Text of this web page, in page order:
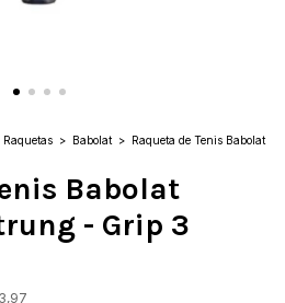
Raquetas > Babolat > Raqueta de Tenis Babolat
Babolat
- Grip 3